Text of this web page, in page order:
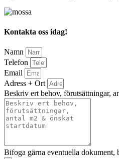
Kontakta oss idag!
Namn
Telefon
Email
Adress + Ort
Beskriv ert behov, förutsättningar,
Bifoga gärna eventuella dokument,